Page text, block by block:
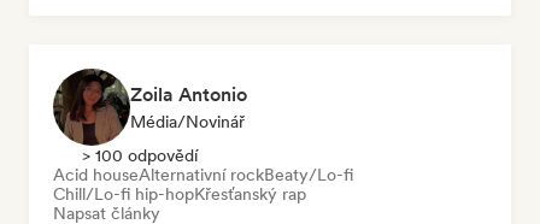
Zoila Antonio
Média/novinář
> 100 odpovědí
Acid houseAlternativní rockBeaty/Lo-fi
Chill/Lo-fi hip-hopKřesťanský rap
Napsat články